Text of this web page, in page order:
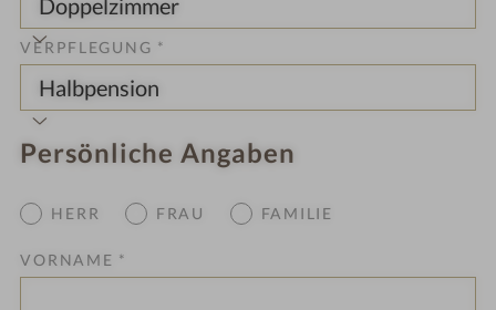
VERPFLEGUNG *
Persönliche Angaben
HERR FRAU FAMILIE
VORNAME *